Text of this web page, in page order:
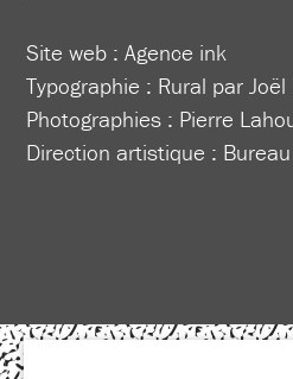
Site web :Agence ink
Typographie : Rural par Joël
Photographies : Pierre
Direction artistique :